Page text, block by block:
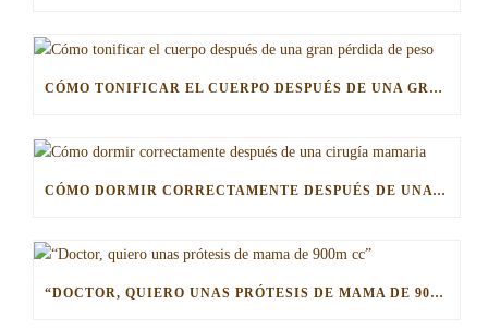
CÓMO TONIFICAR EL CUERPO DESPUÉS DE UNA GRAN PÉRDIDA DE PESO
CÓMO DORMIR CORRECTAMENTE DESPUÉS DE UNA CIRUGÍA MAMARIA
“DOCTOR, QUIERO UNAS PRÓTESIS DE MAMA DE 900M CC”